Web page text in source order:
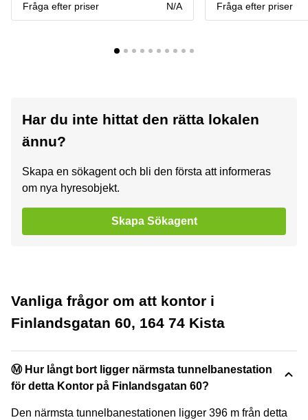
Fråga efter priser
N/A
Fråga efter priser
Har du inte hittat den rätta lokalen
ännu?
Skapa en sökagent och bli den första att informeras
om nya hyresobjekt.
Skapa Sökagent
Vanliga frågor om att kontor i
Finlandsgatan 60, 164 74 Kista
Ⓜ️ Hur långt bort ligger närmsta tunnelbanestation
för detta Kontor på Finlandsgatan 60?
Den närmsta tunnelbanestationen ligger 396 m från detta